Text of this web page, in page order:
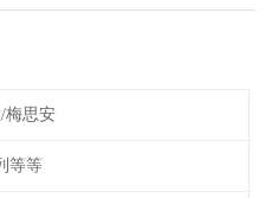
梅思安
等等